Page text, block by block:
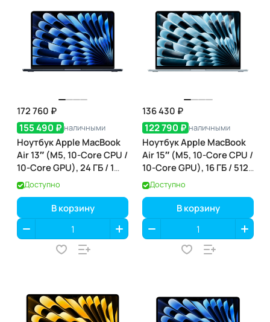
172 760 ₽
155 490 ₽ наличными
Ноутбук Apple MacBook
Air 13″ (M5, 10-Core CPU /
10-Core GPU), 24 ГБ / 1
ТБ, Midnight
(полуночный) (MDHG4)
Доступно
В корзину
136 430 ₽
122 790 ₽ наличными
Ноутбук Apple MacBook
Air 15″ (M5, 10-Core CPU /
10-Core GPU), 16 ГБ / 512
ГБ, Sky Blue (небесно-
голубой) (MDVQ4)
Доступно
В корзину